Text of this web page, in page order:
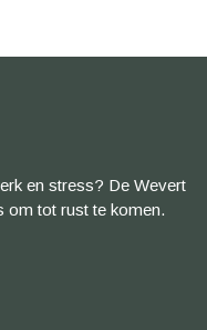
en stress? De Wevert
om tot rust te komen.